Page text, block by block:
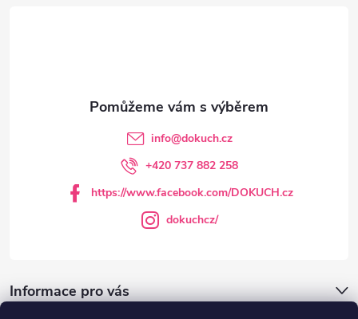
Informace pro vás
info@dokuch.cz
+420 737 882 258
https://www.facebook.com/DOKUCH.cz
dokuchcz/